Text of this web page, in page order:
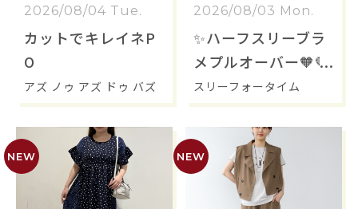
2026/08/04 Tue.
カットでキレイネP
O
アズ ノゥ アズ ドゥ バズ
2026/08/03 Mon.
✨ハーフスリーブラ
メプルオーバー🧡🤎
💙
スリーフォータイム